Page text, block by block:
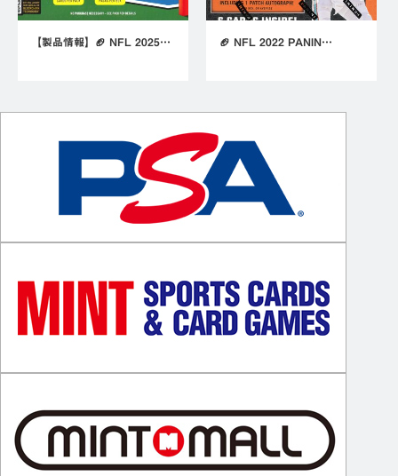
【製品情報】🏈 NFL 2025… 🏈 NFL 2022 PANIN…